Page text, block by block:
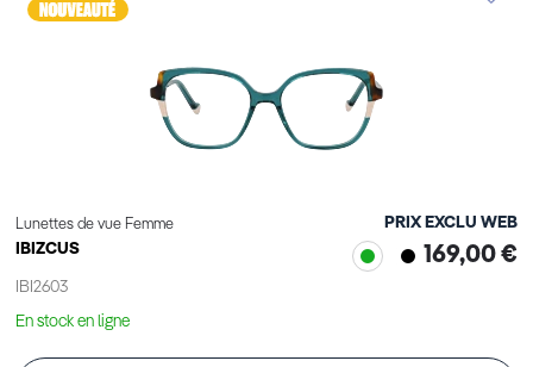
Lunettes de vue Femme
IBIZCUS
IBI2603
PRIX EXCLU WEB
169,00 €
En stock en ligne